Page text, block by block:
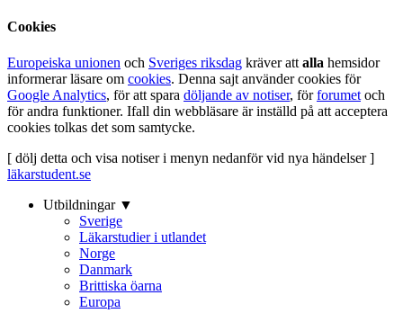
Cookies
Europeiska unionen och Sveriges riksdag kräver att alla hemsidor
informerar läsare om cookies. Denna sajt använder cookies för
Google Analytics, för att spara döljande av notiser, förforumet och
för andra funktioner. Ifall din webbläsare är inställd på att acceptera
cookies tolkas det som samtycke.
[ dölj detta och visa notiser i menyn nedanför vid nya händelser ]
läkarstudent.se
Utbildningar ▼
Sverige
Läkarstudier i utlandet
Norge
Danmark
Brittiska öarna
Europa